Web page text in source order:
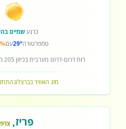
כרגעשמיים
טמפרטורה29°עם
רוח דרום-דרום מערביתבכיוון 205
מזג האוויר בברצלונה
פריז,